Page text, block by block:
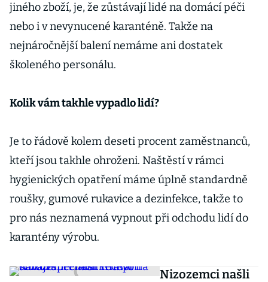
jiného zboží, je, že zůstávají lidé na domácí péči
nebo i v nevynucené karanténě. Takže na
nejnáročnější balení nemáme ani dostatek
školeného personálu.
Kolik vám takhle vypadlo lidí?
Je to řádově kolem deseti procent zaměstnanců,
kteří jsou takhle ohroženi. Naštěstí v rámci
hygienických opatření máme úplně standardně
roušky, gumové rukavice a dezinfekce, takže to
pro nás neznamená vypnout při odchodu lidí do
karantény výrobu.
Nizozemci našli